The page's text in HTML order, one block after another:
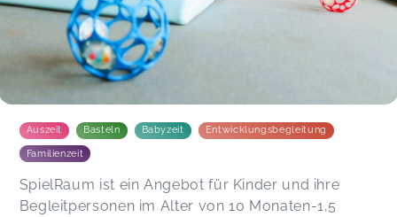
Auszeit Basteln Babyzeit Entwicklungsbegleitung
Familienzeit
SpielRaum ist ein Angebot für Kinder und ihre
Begleitpersonen im Alter von 10 Monaten-1,5